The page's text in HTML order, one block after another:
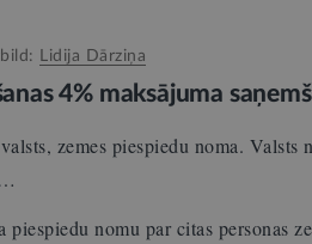
Lidija Dārziņa
4% maksājuma
zemes piespiedu noma. Valsts
nomu par citas personas